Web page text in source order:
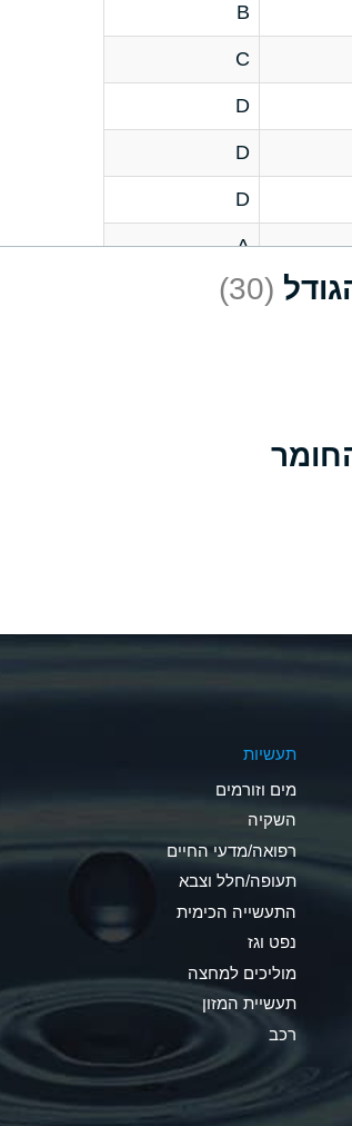
B
C
D
D
D
A
D
B
D
A
D
A
(30)
תעשיות
מים וזורמים
השקיה
רפואה/מדעי החיים
תעופה/חלל וצבא
התעשייה הכימית
נפט וגז
מוליכים למחצה
תעשיית המזון
רכב